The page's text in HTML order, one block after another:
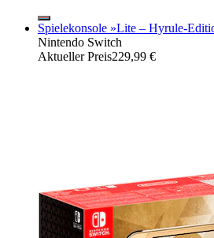
Spielekonsole »Lite – Hyrule-
Nintendo Switch
Aktueller Preis229,99 €